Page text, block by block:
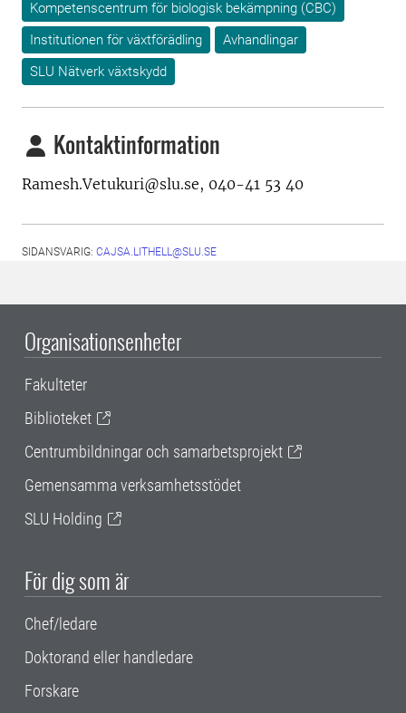
Kompetenscentrum för biologisk bekämpning (CBC)
Institutionen för växtförädling
Avhandlingar
SLU Nätverk växtskydd
Kontaktinformation
Ramesh.Vetukuri@slu.se, 040-41 53 40
SIDANSVARIG: CAJSA.LITHELL@SLU.SE
Organisationsenheter
Fakulteter
Biblioteket
Centrumbildningar och samarbetsprojekt
Gemensamma verksamhetsstödet
SLU Holding
För dig som är
Chef/ledare
Doktorand eller handledare
Forskare